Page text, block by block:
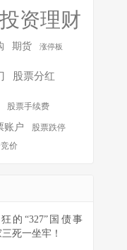
投资理财
期货 涨停板
股票分红
股票手续费
账户
股票跌停
价
的“327”国债事
死一坐牢！